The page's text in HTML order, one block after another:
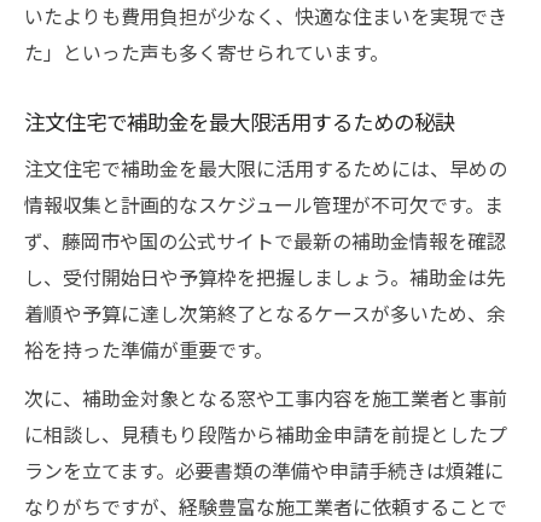
いたよりも費用負担が少なく、快適な住まいを実現でき
た」といった声も多く寄せられています。
注文住宅で補助金を最大限活用するための秘訣
注文住宅で補助金を最大限に活用するためには、早めの
情報収集と計画的なスケジュール管理が不可欠です。ま
ず、藤岡市や国の公式サイトで最新の補助金情報を確認
し、受付開始日や予算枠を把握しましょう。補助金は先
着順や予算に達し次第終了となるケースが多いため、余
裕を持った準備が重要です。
次に、補助金対象となる窓や工事内容を施工業者と事前
に相談し、見積もり段階から補助金申請を前提としたプ
ランを立てます。必要書類の準備や申請手続きは煩雑に
なりがちですが、経験豊富な施工業者に依頼することで